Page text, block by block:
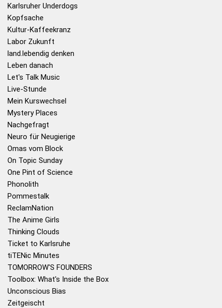
Karlsruher Underdogs
Kopfsache
Kultur-Kaffeekranz
Labor Zukunft
land.lebendig denken
Leben danach
Let's Talk Music
Live-Stunde
Mein Kurswechsel
Mystery Places
Nachgefragt
Neuro für Neugierige
Omas vom Block
On Topic Sunday
One Pint of Science
Phonolith
Pommestalk
ReclamNation
The Anime Girls
Thinking Clouds
Ticket to Karlsruhe
tiTENic Minutes
TOMORROW'S FOUNDERS
Toolbox: What's Inside the Box
Unconscious Bias
Zeitgeischt